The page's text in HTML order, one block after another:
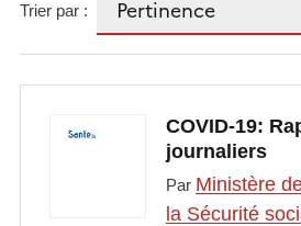
Trier par :
COVID-19:
journaliers
Par Ministère
la Sécurité